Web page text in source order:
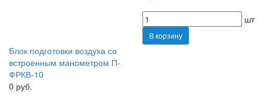
шт
В корзину
Блок подготовки воздуха со
встроенным манометром П-
ФРКВ-10
0 руб.